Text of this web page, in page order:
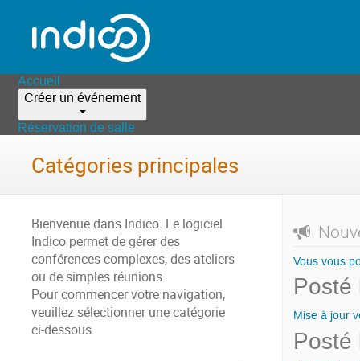
Accueil
Créer un événement
Réservation de salle
Catégories principales
Bienvenue dans Indico. Le logiciel
Indico permet de gérer des
conférences complexes, des ateliers
ou de simples réunions.
Pour commencer votre navigation,
veuillez sélectionner une catégorie
ci-dessous.
Vous vous
Posté
Mise à jour
Posté